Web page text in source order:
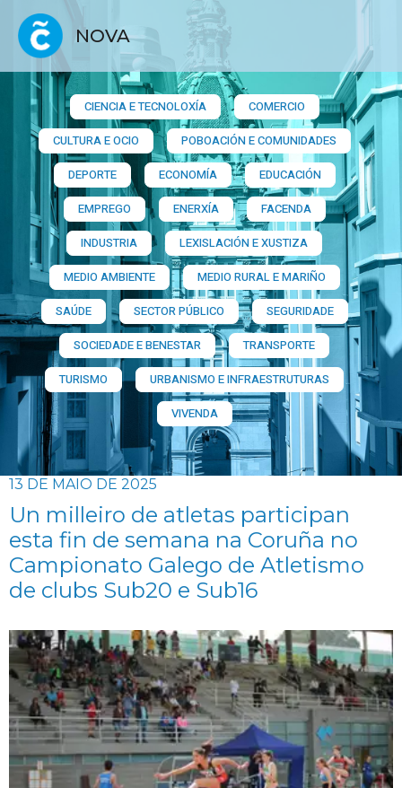
NOVA
CIENCIA E TECNOLOXÍA
COMERCIO
CULTURA E OCIO
POBOACIÓN E COMUNIDADES
DEPORTE
ECONOMÍA
EDUCACIÓN
EMPREGO
ENERXÍA
FACENDA
INDUSTRIA
LEXISLACIÓN E XUSTIZA
MEDIO AMBIENTE
MEDIO RURAL E MARIÑO
SAÚDE
SECTOR PÚBLICO
SEGURIDADE
SOCIEDADE E BENESTAR
TRANSPORTE
TURISMO
URBANISMO E INFRAESTRUTURAS
VIVENDA
13 DE MAIO DE 2025
Un milleiro de atletas participan
esta fin de semana na Coruña no
Campionato Galego de Atletismo
de clubs Sub20 e Sub16